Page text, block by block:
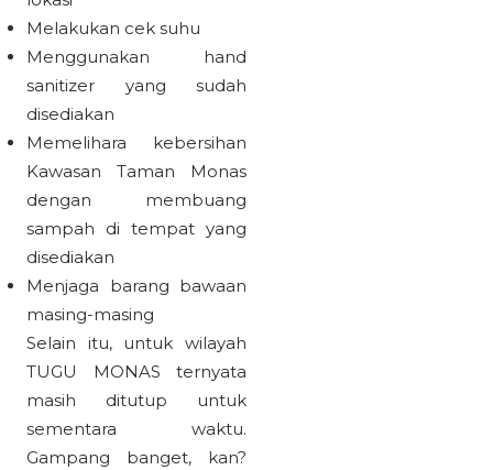
Melakukan cek suhu
Menggunakan hand
sanitizer yang sudah
disediakan
Memelihara kebersihan
Kawasan Taman Monas
dengan membuang
sampah di tempat yang
disediakan
Menjaga barang bawaan
masing-masing
Selain itu, untuk wilayah
TUGU MONAS ternyata
masih ditutup untuk
sementara waktu.
Gampang banget, kan?